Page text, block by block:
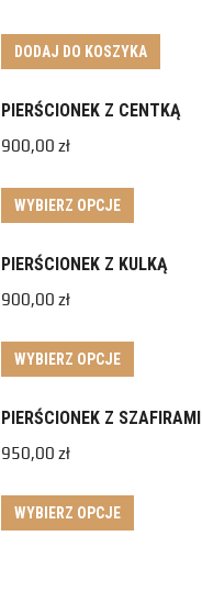
DODAJ DO KOSZYKA
PIERŚCIONEK Z CENTKĄ
900,00 zł
WYBIERZ OPCJE
PIERŚCIONEK Z KULKĄ
900,00 zł
WYBIERZ OPCJE
PIERŚCIONEK Z SZAFIRAMI
950,00 zł
WYBIERZ OPCJE